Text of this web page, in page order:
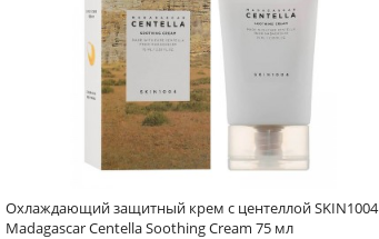
Охлаждающий защитный крем с центеллой SKIN1004
Madagascar Centella Soothing Cream 75 мл